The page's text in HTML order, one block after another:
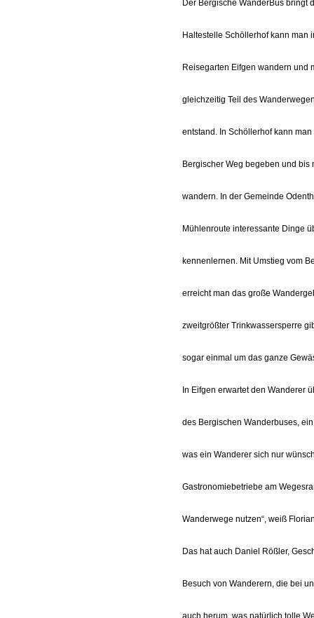
Der Bergische WanderBus bringt
Haltestelle Schöllerhof kann man
Reisegarten Eifgen wandern und
gleichzeitig Teil des
entstand. In Schöllerhof kann
Bergischer Weg begeben und
wandern. In der Gemeinde
Mühlenroute interessante Dinge
kennenlernen. Mit Umstieg vom
erreicht man das große
zweitgrößter Trinkwassersperre
sogar einmal um das ganze
In Eifgen erwartet den Wanderer
des Bergischen Wanderbuses,
was ein Wanderer sich nur
Gastronomiebetriebe am
Wanderwege nutzen“, weiß
Das hat auch Daniel Rößler,
Besuch von Wanderern, die bei
auch herum, was natürlich tolle